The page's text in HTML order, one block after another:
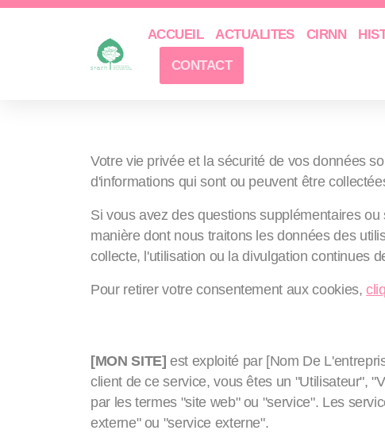
ACCUEIL ACTUALITES CIRNN
CONTACT
Votre vie privée et la sécurité de vos données
d'informations qui sont ou peuvent être
Si vous avez des questions supplémentaires
manière dont nous traitons les données des
collecte, l'utilisation ou la divulgation continues
Pour retirer votre consentement aux cookies,
[MON SITE] est exploité par [Nom De
client de ce service, vous êtes un "Utilisateur",
par les termes "site web" ou "service". Les
externe" ou "service externe".